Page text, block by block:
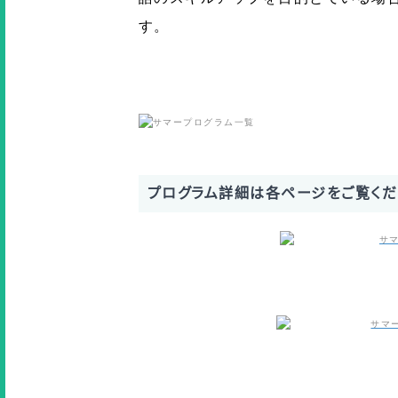
す。
プログラム詳細は各ページをご覧くだ